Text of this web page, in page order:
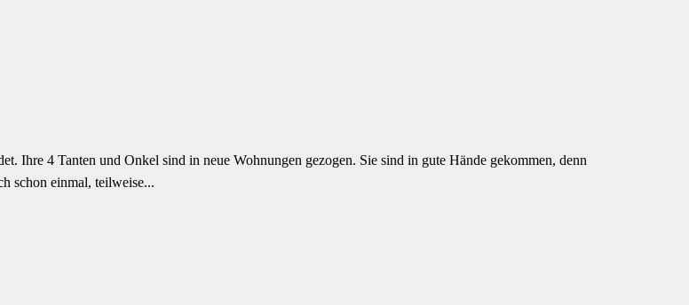
Ihre 4 Tanten und Onkel sind in neue Wohnungen gezogen. Sie sind in gute Hände gekommen, denn
schon einmal, teilweise...